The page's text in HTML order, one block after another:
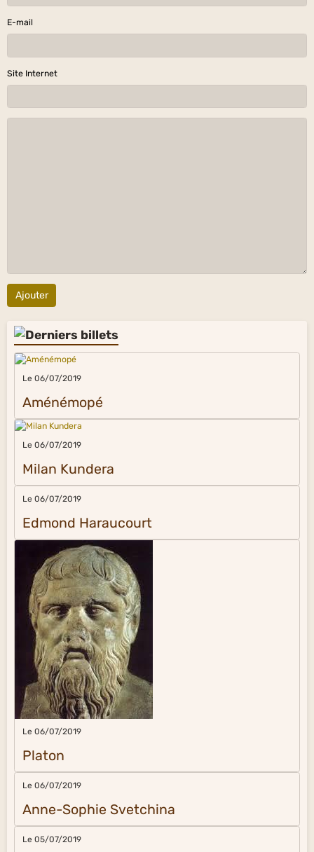
E-mail
Site Internet
Ajouter
Le 06/07/2019
Aménémopé
Le 06/07/2019
Milan Kundera
Le 06/07/2019
Edmond Haraucourt
Le 06/07/2019
Platon
Le 06/07/2019
Anne-Sophie Svetchina
Le 05/07/2019